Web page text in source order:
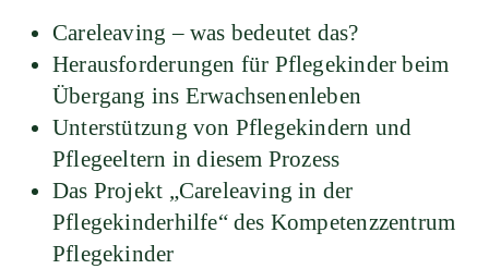
Careleaving – was bedeutet das?
Herausforderungen für Pflegekinder beim
Übergang ins Erwachsenenleben
Unterstützung von Pflegekindern und
Pflegeeltern in diesem Prozess
Das Projekt „Careleaving in der
Pflegekinderhilfe“ des Kompetenzzentrum
Pflegekinder